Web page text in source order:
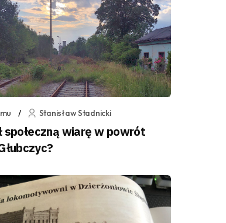
Stanisław Stadnicki
społeczną wiarę w powrót